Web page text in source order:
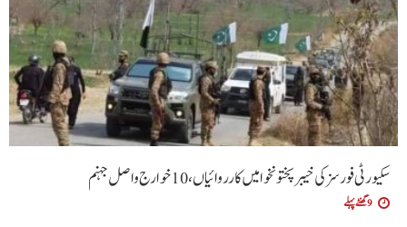
سکیورٹی فورسز کی خیبرپختونخوا میں کارروائیاں،10 خوارج واصل جہنم
9 گھنٹے پہلے